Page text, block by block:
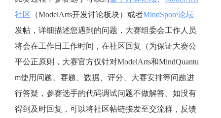
社区 （ModelArts开发讨论板块）或者MindSpore论坛
发帖，详细描述您遇到的问题，大赛组委会工作人员
将会在工作日工作时间，在社区回复（为保证大赛公
平公正原则，大赛官方仅针对ModelArts和MindQuantu
m使用问题、赛题、数据、评分、大赛安排等问题进
行答疑，参赛选手的代码调试问题不做解答。如没有
得到及时回复，可以将社区帖链接发至交流群，反馈